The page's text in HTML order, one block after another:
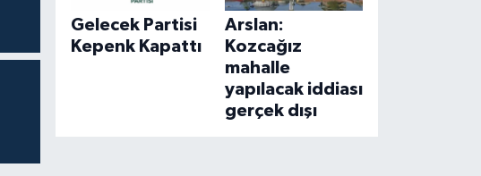
Gelecek Partisi
Kepenk Kapattı
Arslan:
Kozcağız
mahalle
yapılacak iddiası
gerçek dışı